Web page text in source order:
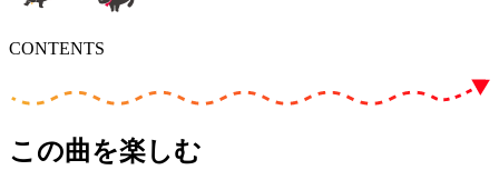
CONTENTS
この曲を楽しむ